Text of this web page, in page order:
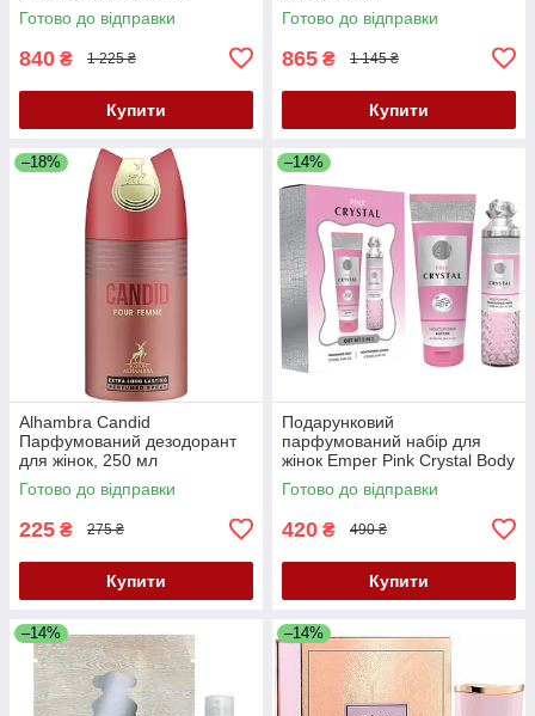
Готово до відправки
840 ₴ 1 225 ₴
Купити
Готово до відправки
865 ₴ 1 145 ₴
Купити
–18%
Alhambra Candid
Парфумований дезодорант
для жінок, 250 мл
Готово до відправки
225 ₴ 275 ₴
Купити
–14%
Подарунковий
парфумований набір для
жінок Emper Pink Crystal Body
Mist 250 мл + лосьйон для
тіла 250 мл
Готово до відправки
420 ₴ 490 ₴
Купити
–14% –14%